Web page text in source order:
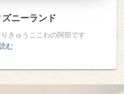
ニーランド
きゅうここわの阿部です
む